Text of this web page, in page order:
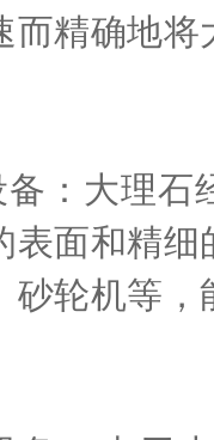
而精确地
大理石
表面和精
砂轮机等